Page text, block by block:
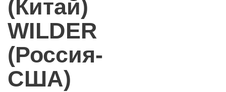
(Китай)
WILDER
(Россия-
США)